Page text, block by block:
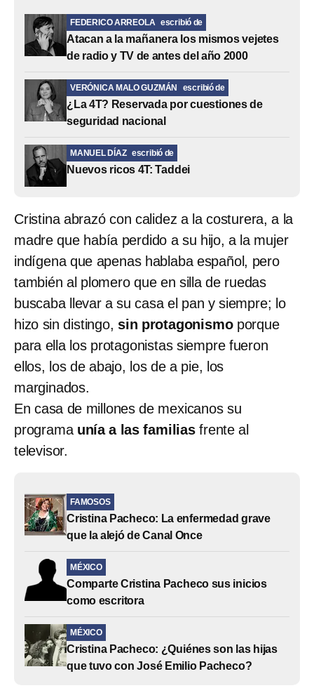
FEDERICO ARREOLA escribió de
Atacan a la mañanera los mismos vejetes
de radio y TV de antes del año 2000
VERÓNICA MALO GUZMÁN escribió de
¿La 4T? Reservada por cuestiones de
seguridad nacional
MANUEL DÍAZ escribió de
Nuevos ricos 4T: Taddei
Cristina abrazó con calidez a la costurera, a la
madre que había perdido a su hijo, a la mujer
indígena que apenas hablaba español, pero
también al plomero que en silla de ruedas
buscaba llevar a su casa el pan y siempre; lo
hizo sin distingo, sin protagonismoporque
para ella los protagonistas siempre fueron
ellos, los de abajo, los de a pie, los
marginados.
En casa de millones de mexicanos su
programa unía a las familiasfrente al
televisor.
FAMOSOS
Cristina Pacheco: La enfermedad grave
que la alejó de Canal Once
MÉXICO
Comparte Cristina Pacheco sus inicios
como escritora
MÉXICO
Cristina Pacheco: ¿Quiénes son las hijas
que tuvo con José Emilio Pacheco?